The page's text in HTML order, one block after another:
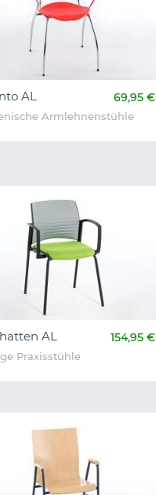
AL 69,95 €
Armlehnenstühle
AL 154,95 €
Praxisstühle